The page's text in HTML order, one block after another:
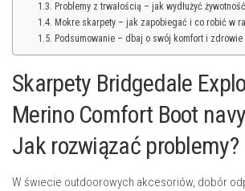
Problemy z trwałością – jak wydłużyć
Mokre skarpety – jak zapobiegać i co robić w
Podsumowanie – dbaj o swój komfort i zdrowie
Skarpety Bridgedale
Merino Comfort Boot
Jak rozwiązać problemy?
W świecie outdoorowych akcesoriów, dobór